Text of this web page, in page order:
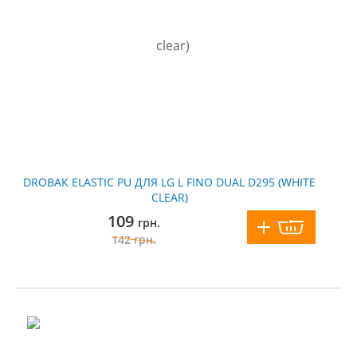
DROBAK ELASTIC PU ДЛЯ LG L FINO DUAL D295 (WHITE
CLEAR)
109 грн.
142грн.